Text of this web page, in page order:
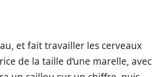
et fait travailler les cerveaux
de la taille d’une marelle, avec